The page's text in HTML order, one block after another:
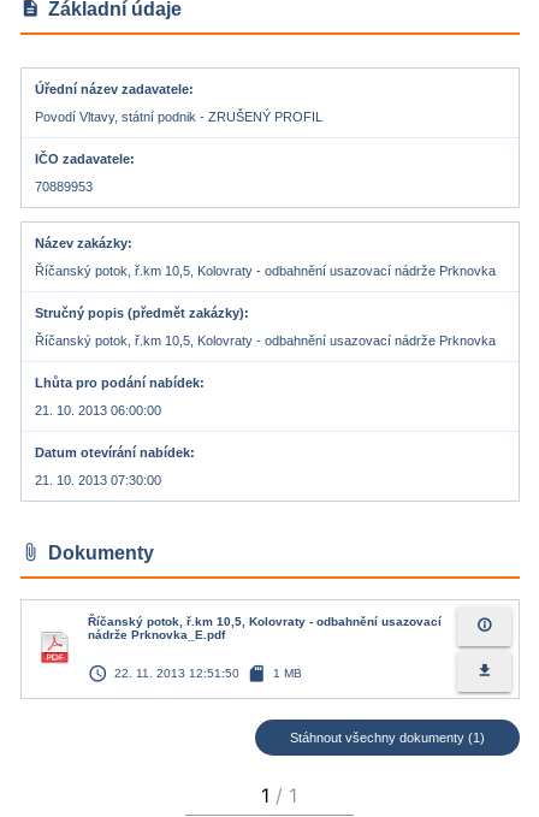
description Základní údaje
Úřední název zadavatele
Povodí Vltavy, státní podnik - ZRUŠENÝ PROFIL
IČO zadavatele
70889953
Název zakázky
Říčanský potok, ř.km 10,5, Kolovraty - odbahnění usazovací nádrže Prknovka
Stručný popis (předmět zakázky)
Říčanský potok, ř.km 10,5, Kolovraty - odbahnění usazovací nádrže Prknovka
Lhůta pro podání nabídek
21. 10. 2013 06:00:00
Datum otevírání nabídek
21. 10. 2013 07:30:00
attach_file Dokumenty
Říčanský potok, ř.km 10,5, Kolovraty - odbahnění usazovací
nádrže Prknovka_E.pdf
access_time 22. 11. 2013 12:51:50 sd_card 1 MB
info_outline
file_download
Stáhnout všechny dokumenty (1)